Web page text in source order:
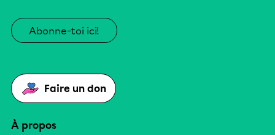
Abonne-toi ici!
Faire un don
À propos